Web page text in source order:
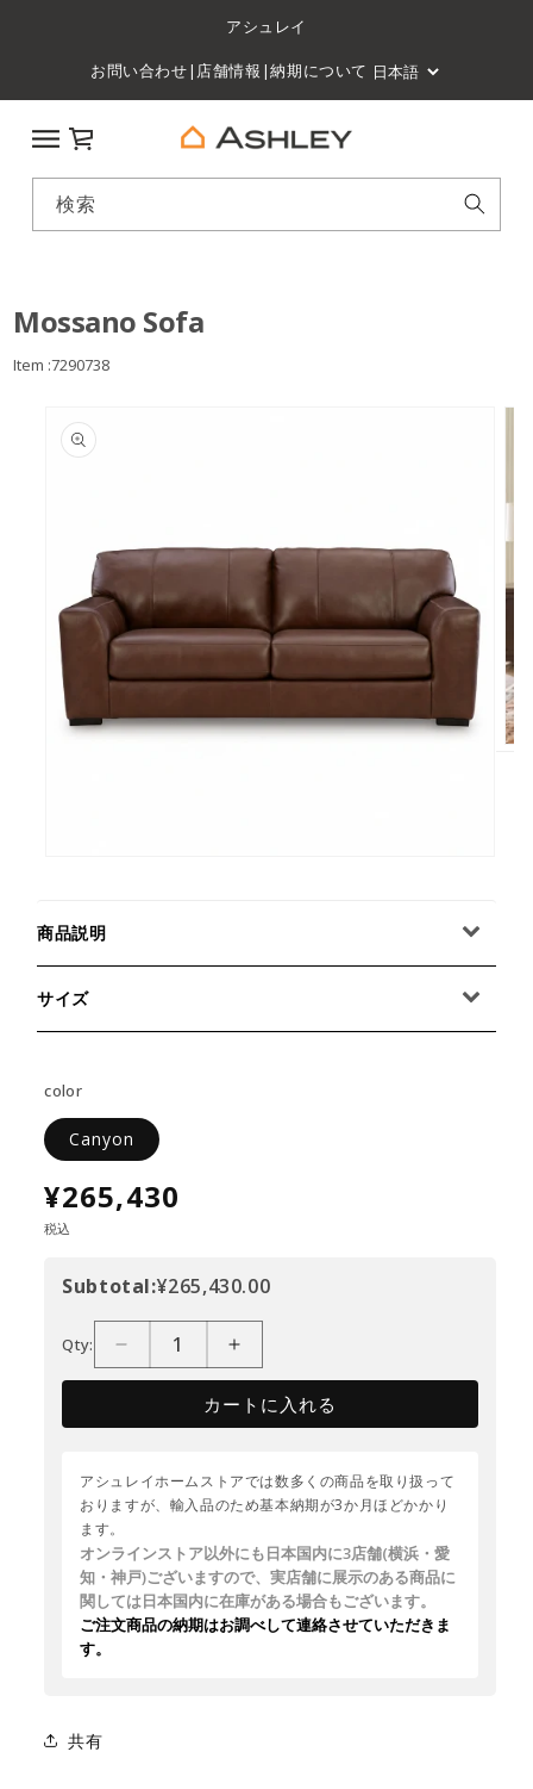
アシュレイ
お問い合わせ| 店舗情報 |納期について
検索
カート
Mossano Sofa
Item :7290738
商品説明
サイズ
color
Canyon
¥265,430
税込
Subtotal:¥265,430.00
Qty:
カートに入れる
アシュレイホームストアでは数多くの商品を取り扱って
おりますが、輸入品のため基本納期が3か月ほどかかり
ます。
オンラインストア以外にも日本国内に3店舗(横浜・愛
知・神戸)ございますので、実店舗に展示のある商品に
関しては日本国内に在庫がある場合もございます。
ご注文商品の納期はお調べして連絡させていただきま
す。
共有